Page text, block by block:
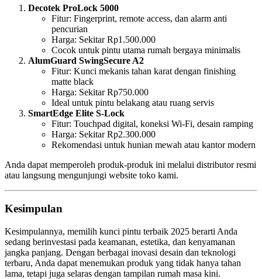
Decotek ProLock 5000
Fitur: Fingerprint, remote access, dan alarm anti
pencurian
Harga: Sekitar Rp1.500.000
Cocok untuk pintu utama rumah bergaya minimalis
AlumGuard SwingSecure A2
Fitur: Kunci mekanis tahan karat dengan finishing
matte black
Harga: Sekitar Rp750.000
Ideal untuk pintu belakang atau ruang servis
SmartEdge Elite S-Lock
Fitur: Touchpad digital, koneksi Wi-Fi, desain ramping
Harga: Sekitar Rp2.300.000
Rekomendasi untuk hunian mewah atau kantor modern
Anda dapat memperoleh produk-produk ini melalui distributor resmi
atau langsung mengunjungi website toko kami.
Kesimpulan
Kesimpulannya, memilih kunci pintu terbaik 2025 berarti Anda
sedang berinvestasi pada keamanan, estetika, dan kenyamanan
jangka panjang. Dengan berbagai inovasi desain dan teknologi
terbaru, Anda dapat menemukan produk yang tidak hanya tahan
lama, tetapi juga selaras dengan tampilan rumah masa kini.